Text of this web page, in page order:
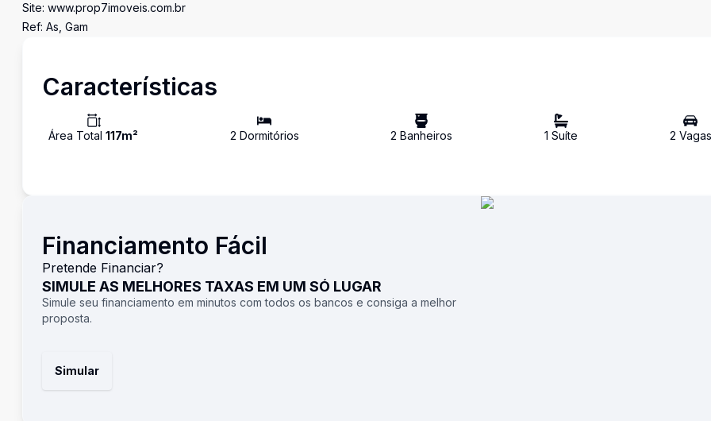
Site: www.prop7imoveis.com.br
Ref: As, Gam
Características
Área Total 117m² 2 Dormitórios 2 Banheiros 1 Suíte 2 Vagas
Financiamento Fácil
Pretende Financiar?
SIMULE AS MELHORES TAXAS EM UM SÓ LUGAR
Simule seu financiamento em minutos com todos os bancos e consiga a melhor
proposta.
Simular